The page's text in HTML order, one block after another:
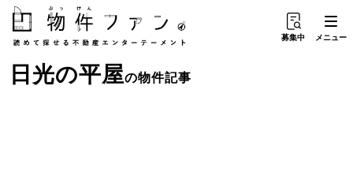
募集中 メニュー
日光の平屋の物件記事